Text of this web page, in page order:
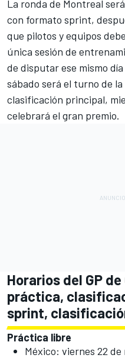
La ronda de Montreal
con formato sprint,
que pilotos y equipos
única sesión de
de disputar ese mismo
sábado será el turno de
clasificación principal,
celebrará el gran premio.
Horarios del GP
práctica,
sprint,
Práctica libre
México: viernes 22 de